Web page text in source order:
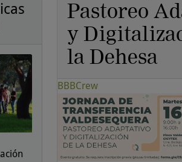
Pastoreo
y
la Dehesa
BBBCrew